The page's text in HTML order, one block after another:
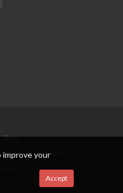
Blog
Reserved by
improve your
Accept